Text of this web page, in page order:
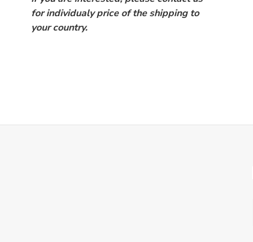
for individualy price of the shipping to
your country.